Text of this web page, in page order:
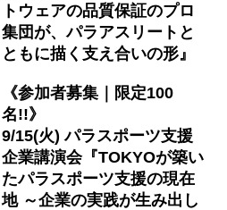
トウェアの品質保証のプロ
集団が、パラアスリートと
ともに描く支え合いの形』
《参加者募集｜限定100
名!!》
9/15(火) パラスポーツ支援
企業講演会『TOKYOが築い
たパラスポーツ支援の現在
地 ～企業の実践が生み出し